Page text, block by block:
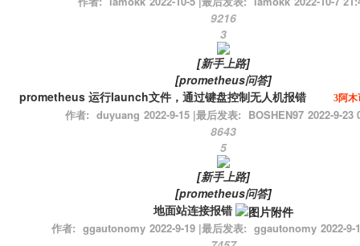
9216
3
[新手上路]
[prometheus问答]
prometheus 运行launch文件，通过键盘控制无人机报错
3阿木
作者: duyuang 2022-9-15 |最后发表: BOSHEN97 2022-9-23
8643
5
[新手上路]
[prometheus问答]
地面站连接报错
作者: ggautonomy 2022-9-19 |最后发表: ggautonomy 2022-9-